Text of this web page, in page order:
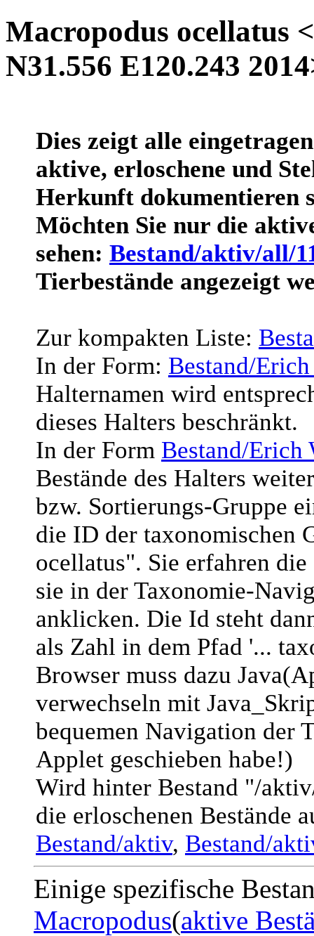
Macropodus ocellatus
N31.556 E120.243
Dies zeigt alle
aktive, erloschene und
Herkunft dokumentieren
Möchten Sie nur die
sehen: Bestand/aktiv/all/
Tierbestände angezeigt
Zur kompakten Liste:
In der Form: Bestand/
Halternamen wird
dieses Halters beschränkt.
In der Form Bestand/Erich
Bestände des Halters
bzw. Sortierungs-Gruppe
die ID der taxonomischen
ocellatus". Sie erfahren
sie in der Taxonomie-
anklicken. Die Id steht
als Zahl in dem Pfad '...
Browser muss dazu
verwechseln mit
bequemen Navigation der
Applet geschieben habe!)
Wird hinter Bestand "/
die erloschenen Bestände
Bestand/aktiv, Bestand/
Einige spezifische
Macropodus(aktive